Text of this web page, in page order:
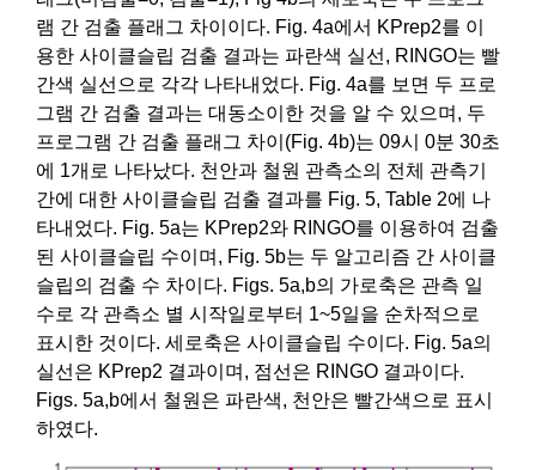
램 간 검출 플래그 차이이다. Fig. 4a에서 KPrep2를 이
용한 사이클슬립 검출 결과는 파란색 실선, RINGO는 빨
간색 실선으로 각각 나타내었다. Fig. 4a를 보면 두 프로
그램 간 검출 결과는 대동소이한 것을 알 수 있으며, 두
프로그램 간 검출 플래그 차이(Fig. 4b)는 09시 0분 30초
에 1개로 나타났다. 천안과 철원 관측소의 전체 관측기
간에 대한 사이클슬립 검출 결과를 Fig. 5, Table 2에 나
타내었다. Fig. 5a는 KPrep2와 RINGO를 이용하여 검출
된 사이클슬립 수이며, Fig. 5b는 두 알고리즘 간 사이클
슬립의 검출 수 차이다. Figs. 5a,b의 가로축은 관측 일
수로 각 관측소 별 시작일로부터 1~5일을 순차적으로
표시한 것이다. 세로축은 사이클슬립 수이다. Fig. 5a의
실선은 KPrep2 결과이며, 점선은 RINGO 결과이다.
Figs. 5a,b에서 철원은 파란색, 천안은 빨간색으로 표시
하였다.